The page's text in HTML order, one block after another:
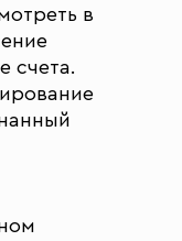
в
счета.